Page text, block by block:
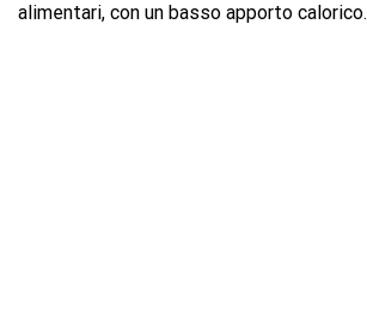
alimentari, con un basso apporto calorico.